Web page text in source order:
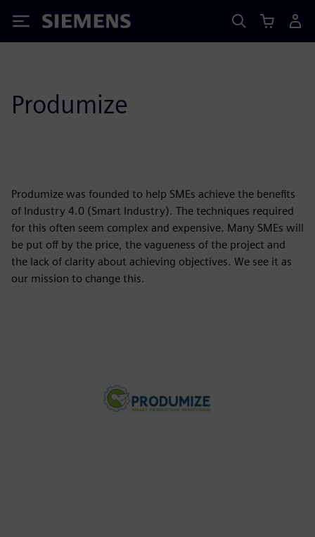
Siemens
Produmize
Produmize was founded to help SMEs achieve the benefits
of Industry 4.0 (Smart Industry). The techniques required
for this often seem complex and expensive. Many SMEs will
be put off by the price, the vagueness of the project and
the lack of clarity about achieving objectives. We see it as
our mission to change this.